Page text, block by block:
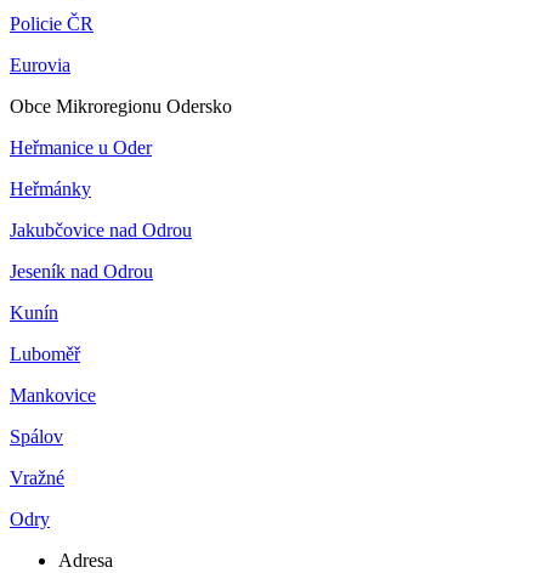
Policie ČR
Eurovia
Obce Mikroregionu Odersko
Heřmanice u Oder
Heřmánky
Jakubčovice nad Odrou
Jeseník nad Odrou
Kunín
Luboměř
Mankovice
Spálov
Vražné
Odry
Adresa